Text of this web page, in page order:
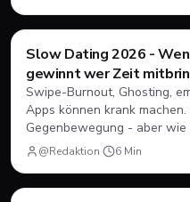
💘Dating
Slow Dating 2026 -
gewinnt wer Zeit
Swipe-Burnout, Ghosting,
Apps können krank
Gegenbewegung - aber
schwulen Community?
wie kommunizierst du, dass
@Redaktion· 6 Min